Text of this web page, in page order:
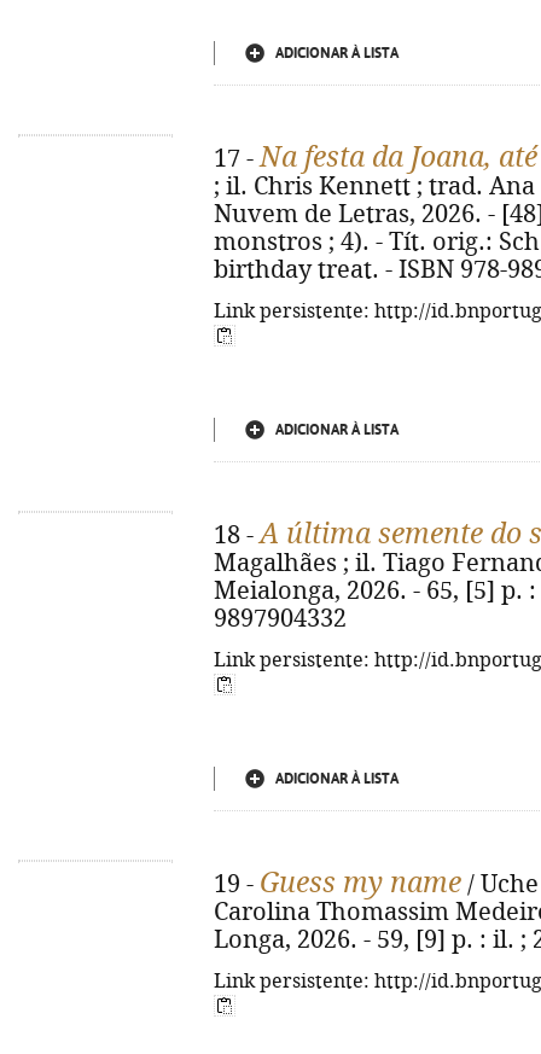
ADICIONAR À LISTA
17 -Na festa da Joana,
; il. Chris Kennett ; trad. Ana
Nuvem de Letras, 2026. -
monstros ; 4). - Tít. orig.:
birthday treat. - ISBN 978-
Link persistente: http://
ADICIONAR À LISTA
18 -A última semente do
Magalhães ; il. Tiago
Meialonga, 2026. - 65, [5] p.
9897904332
Link persistente: http://
ADICIONAR À LISTA
19 - Guess my name /
Carolina Thomassim
Longa, 2026. - 59, [9] p. : il. ;
Link persistente: http://